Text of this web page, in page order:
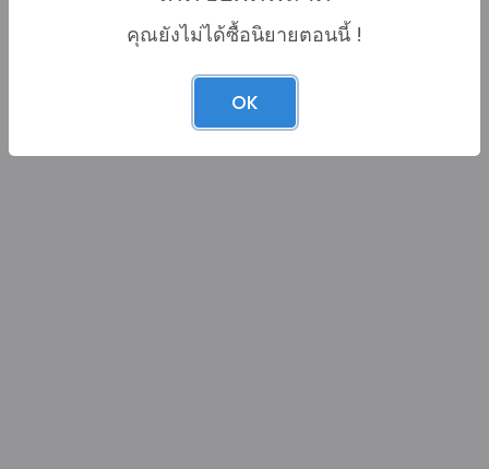
คุณยังไม่ได้ซื้อนิยายตอนนี้ !
OK